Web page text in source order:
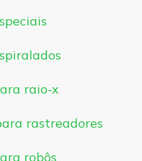
raio-x
rastreadores
robôs